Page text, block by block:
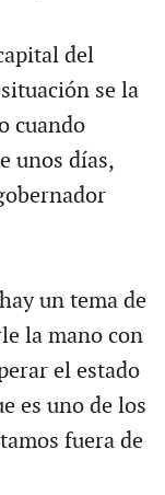
del
se la
cuando
unos días,
un tema de
la mano con
el estado
es uno de los
fuera de